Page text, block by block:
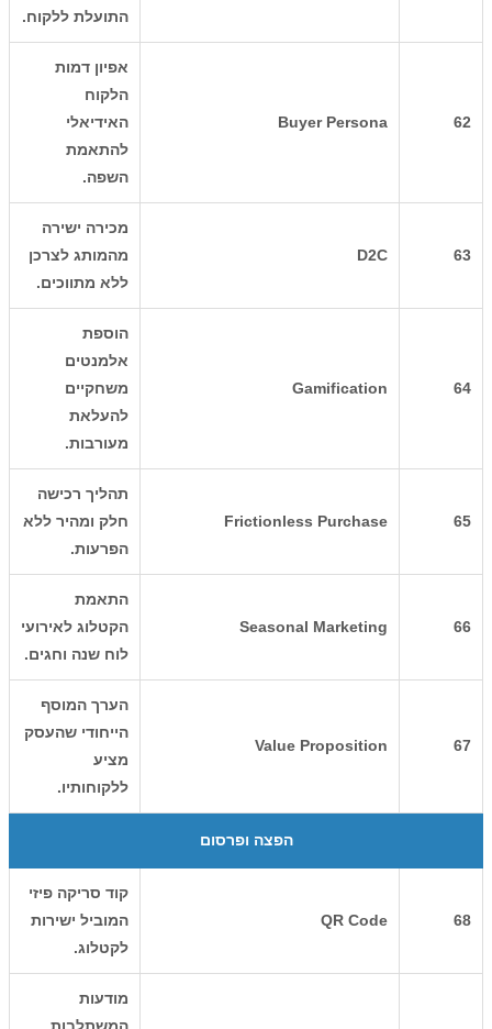
התועלת ללקוח.
62
Buyer Persona
אפיון דמות
הלקוח
האידיאלי
להתאמת
השפה.
63
D2C
מכירה ישירה
מהמותג לצרכן
ללא מתווכים.
64
Gamification
הוספת
אלמנטים
משחקיים
להעלאת
מעורבות.
65
Frictionless Purchase
תהליך רכישה
חלק ומהיר ללא
הפרעות.
66
Seasonal Marketing
התאמת
הקטלוג לאירועי
לוח שנה וחגים.
67
Value Proposition
הערך המוסף
הייחודי שהעסק
מציע
ללקוחותיו.
הפצה ופרסום
68
QR Code
קוד סריקה פיזי
המוביל ישירות
לקטלוג.
מודעות